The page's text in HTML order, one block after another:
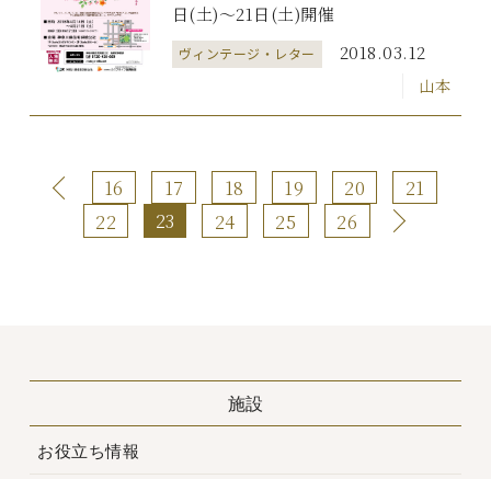
日(土)～21日(土)開催
ヴィンテージ・レター 2018.03.12
山本
16 17 18 19 20
21
22
23 24 25 26
施設
お役立ち情報